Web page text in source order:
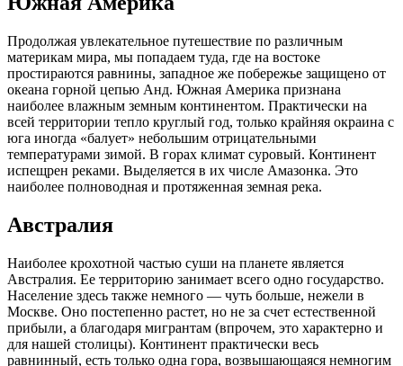
Продолжая увлекательное путешествие по различным
материкам мира, мы попадаем туда, где на востоке
простираются равнины, западное же побережье защищено от
океана горной цепью Анд. Южная Америка признана
наиболее влажным земным континентом. Практически на
всей территории тепло круглый год, только крайняя окраина с
юга иногда «балует» небольшим отрицательными
температурами зимой. В горах климат суровый. Континент
испещрен реками. Выделяется в их числе Амазонка. Это
наиболее полноводная и протяженная земная река.
Австралия
Наиболее крохотной частью суши на планете является
Австралия. Ее территорию занимает всего одно государство.
Население здесь также немного — чуть больше, нежели в
Москве. Оно постепенно растет, но не за счет естественной
прибыли, а благодаря мигрантам (впрочем, это характерно и
для нашей столицы). Континент практически весь
равнинный, есть только одна гора, возвышающаяся немногим